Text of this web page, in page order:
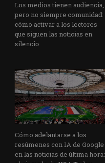
Los medios tienen audiencia,
pero no siempre comunidad:
cómo activar a los lectores
que siguen las noticias en
silencio
Cómo adelantarse a los
resúmenes con IA de Google
en las noticias de última hora: